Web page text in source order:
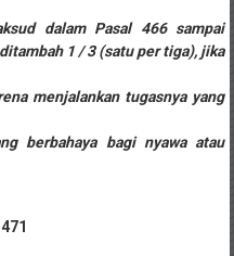
dalam Pasal 466 sampai
1 / 3 (satu per tiga), jika
menjalankan tugasnya yang
berbahaya bagi nyawa atau